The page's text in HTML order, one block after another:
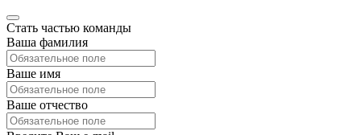
Стать частью команды
Ваша фамилия
Ваше имя
Ваше отчество